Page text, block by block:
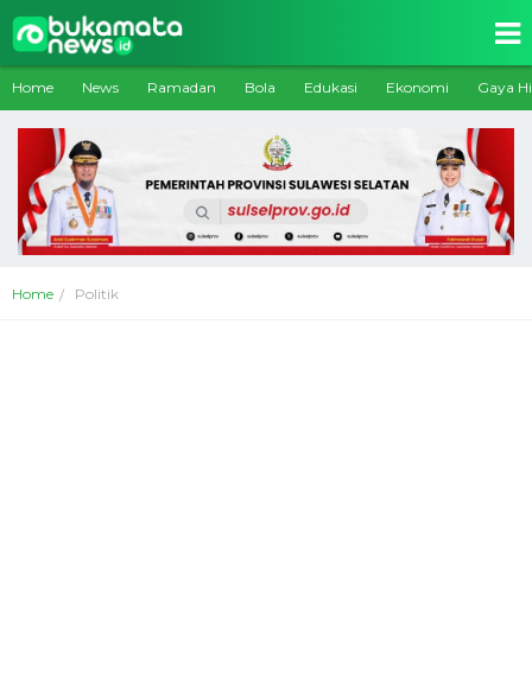
Home News Ramadan Bola Edukasi Ekonomi Gaya
Home Politik